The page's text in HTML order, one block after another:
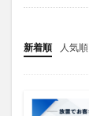
新着順 人気順